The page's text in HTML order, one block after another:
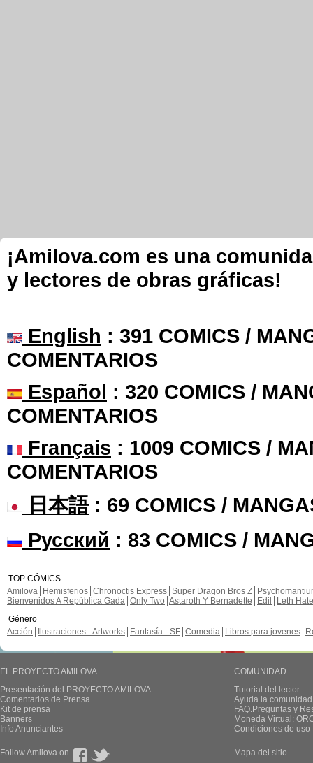
¡Amilova.com es una
y lectores de obras gráficas!
English : 391 COMICS /
COMENTARIOS
Español : 320 COMICS /
COMENTARIOS
Français : 1009 COMICS /
COMENTARIOS
日本語: 69 COMICS /
Русский : 83 COMICS /
TOP CÓMICS
Amilova
Hemisferios Chronoctis Express Super Dragon Bros Z
Bienvenidos A República Gada Only Two Astaroth Y Bernadette Edil
Leth Hate
Género
Acción
Ilustraciones - Artworks Fantasía - SF Comedia Libros para jovenes
EL PROYECTO AMILOVA
Presentación del PROYECTO AMILOVA
Comentarios de Prensa
Kit de prensa
Banners
Info Anunciantes
COMUNIDAD
Tutorial del lector
Ayuda la
FAQ.Preguntas y
Moneda Virtual:
Condiciones de uso
Follow Amilova on Mapa del sitio